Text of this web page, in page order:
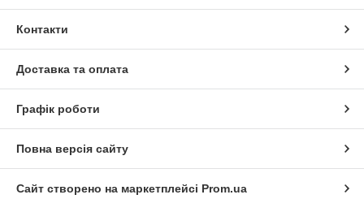
Контакти
Доставка та оплата
Графік роботи
Повна версія сайту
Сайт створено на маркетплейсі Prom.ua